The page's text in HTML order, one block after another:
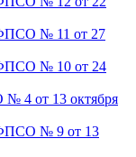
№ 11 от 27
№ 10 от 24
4 от 13 октября
ФПСО № 9 от 13